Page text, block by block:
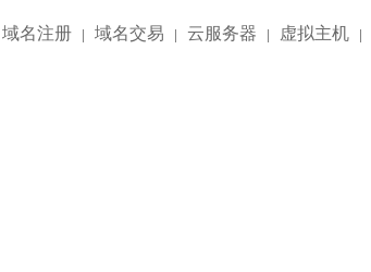
域名注册 | 域名交易 | 云服务器 | 虚拟主机 |